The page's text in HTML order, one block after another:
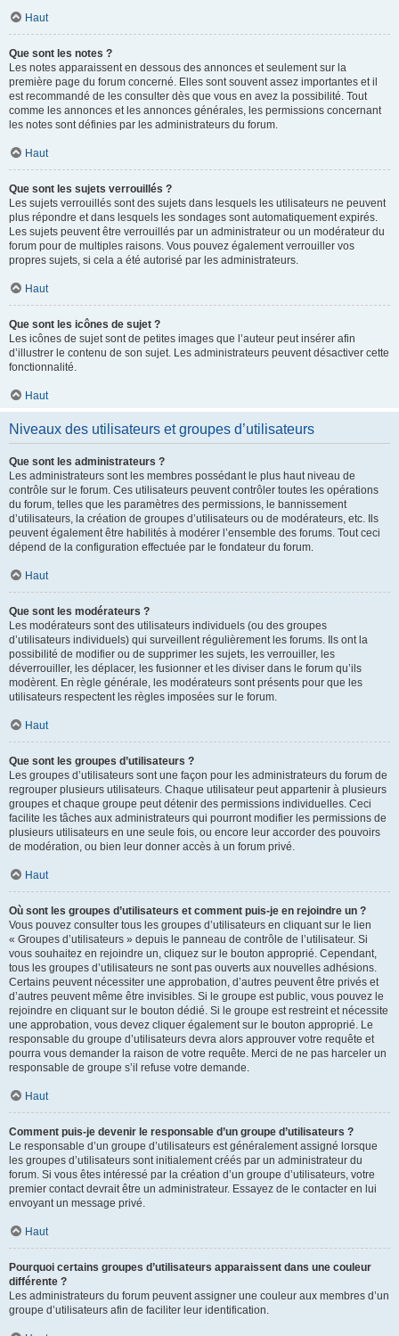
Haut
Que sont les notes ?
Les notes apparaissent en dessous des annonces et seulement sur la
première page du forum concerné. Elles sont souvent assez importantes et il
est recommandé de les consulter dès que vous en avez la possibilité. Tout
comme les annonces et les annonces générales, les permissions concernant
les notes sont définies par les administrateurs du forum.
Haut
Que sont les sujets verrouillés ?
Les sujets verrouillés sont des sujets dans lesquels les utilisateurs ne peuvent
plus répondre et dans lesquels les sondages sont automatiquement expirés.
Les sujets peuvent être verrouillés par un administrateur ou un modérateur du
forum pour de multiples raisons. Vous pouvez également verrouiller vos
propres sujets, si cela a été autorisé par les administrateurs.
Haut
Que sont les icônes de sujet ?
Les icônes de sujet sont de petites images que l’auteur peut insérer afin
d’illustrer le contenu de son sujet. Les administrateurs peuvent désactiver cette
fonctionnalité.
Haut
Niveaux des utilisateurs et groupes d’utilisateurs
Que sont les administrateurs ?
Les administrateurs sont les membres possédant le plus haut niveau de
contrôle sur le forum. Ces utilisateurs peuvent contrôler toutes les opérations
du forum, telles que les paramètres des permissions, le bannissement
d’utilisateurs, la création de groupes d’utilisateurs ou de modérateurs, etc. Ils
peuvent également être habilités à modérer l’ensemble des forums. Tout ceci
dépend de la configuration effectuée par le fondateur du forum.
Haut
Que sont les modérateurs ?
Les modérateurs sont des utilisateurs individuels (ou des groupes
d’utilisateurs individuels) qui surveillent régulièrement les forums. Ils ont la
possibilité de modifier ou de supprimer les sujets, les verrouiller, les
déverrouiller, les déplacer, les fusionner et les diviser dans le forum qu’ils
modèrent. En règle générale, les modérateurs sont présents pour que les
utilisateurs respectent les règles imposées sur le forum.
Haut
Que sont les groupes d’utilisateurs ?
Les groupes d’utilisateurs sont une façon pour les administrateurs du forum de
regrouper plusieurs utilisateurs. Chaque utilisateur peut appartenir à plusieurs
groupes et chaque groupe peut détenir des permissions individuelles. Ceci
facilite les tâches aux administrateurs qui pourront modifier les permissions de
plusieurs utilisateurs en une seule fois, ou encore leur accorder des pouvoirs
de modération, ou bien leur donner accès à un forum privé.
Haut
Où sont les groupes d’utilisateurs et comment puis-je en rejoindre un ?
Vous pouvez consulter tous les groupes d’utilisateurs en cliquant sur le lien
« Groupes d’utilisateurs » depuis le panneau de contrôle de l’utilisateur. Si
vous souhaitez en rejoindre un, cliquez sur le bouton approprié. Cependant,
tous les groupes d’utilisateurs ne sont pas ouverts aux nouvelles adhésions.
Certains peuvent nécessiter une approbation, d’autres peuvent être privés et
d’autres peuvent même être invisibles. Si le groupe est public, vous pouvez le
rejoindre en cliquant sur le bouton dédié. Si le groupe est restreint et nécessite
une approbation, vous devez cliquer également sur le bouton approprié. Le
responsable du groupe d’utilisateurs devra alors approuver votre requête et
pourra vous demander la raison de votre requête. Merci de ne pas harceler un
responsable de groupe s’il refuse votre demande.
Haut
Comment puis-je devenir le responsable d’un groupe d’utilisateurs ?
Le responsable d’un groupe d’utilisateurs est généralement assigné lorsque
les groupes d’utilisateurs sont initialement créés par un administrateur du
forum. Si vous êtes intéressé par la création d’un groupe d’utilisateurs, votre
premier contact devrait être un administrateur. Essayez de le contacter en lui
envoyant un message privé.
Haut
Pourquoi certains groupes d’utilisateurs apparaissent dans une couleur
différente ?
Les administrateurs du forum peuvent assigner une couleur aux membres d’un
groupe d’utilisateurs afin de faciliter leur identification.